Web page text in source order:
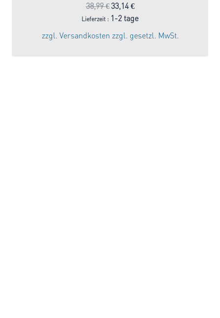
38,99€Ursprünglicher
Preis
war:
38,99 €
33,14€Aktueller
Preis
Lieferzeit : 1-2 tage
zzgl. Versandkosten zzgl. gesetzl. MwSt.